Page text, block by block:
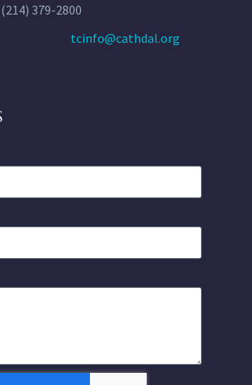
379-2800
tcinfo@cathdal.org